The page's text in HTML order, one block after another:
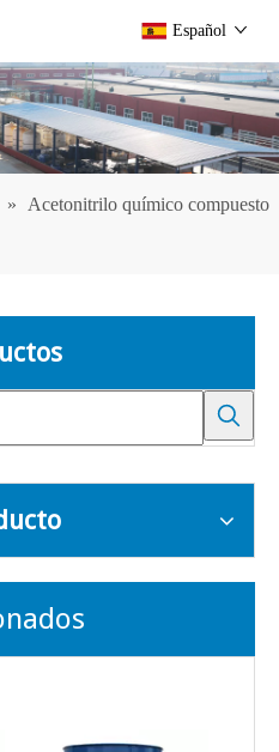
Español
»
Acetonitrilo químico compuesto